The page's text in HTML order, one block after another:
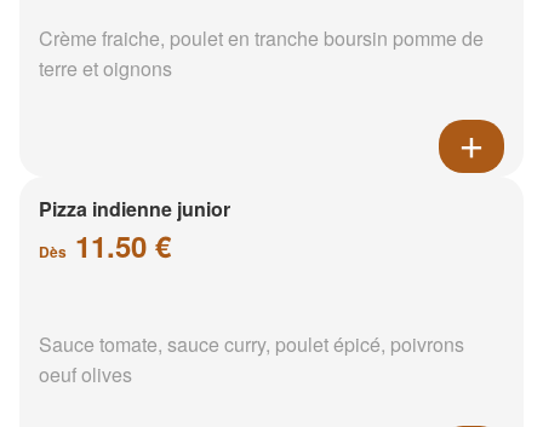
Crème fraiche, poulet en tranche boursin pomme de
terre et oignons
Pizza indienne junior
Dès 11.50 €
Sauce tomate, sauce curry, poulet épicé, poivrons
oeuf olives